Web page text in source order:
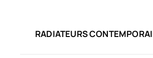
RADIATEURS